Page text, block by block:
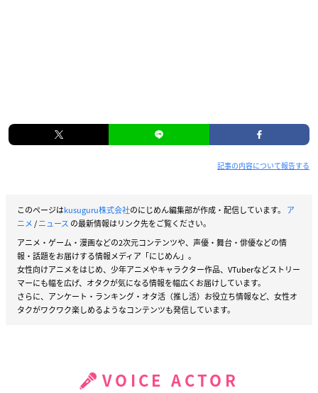
記事の内容について報告する
このページはkusuguru株式会社のにじめん編集部が作成・配信しています。 ア
ニメ/ニュース の最新情報はリンク先をご覧ください。
アニメ・ゲーム・漫画などの2次元コンテンツや、声優・舞台・俳優などの情
報・話題をお届けする情報メディア「にじめん」。
女性向けアニメをはじめ、少年アニメやキャラクター作品、VTuberなどストリー
マーにも幅を広げ、オタクが気になる情報を幅広くお届けしています。
さらに、アンケート・ランキング・オタ活（推し活）お役立ち情報など、女性オ
タクがワクワク楽しめるようなコンテンツも発信しています。
VOICE ACTOR